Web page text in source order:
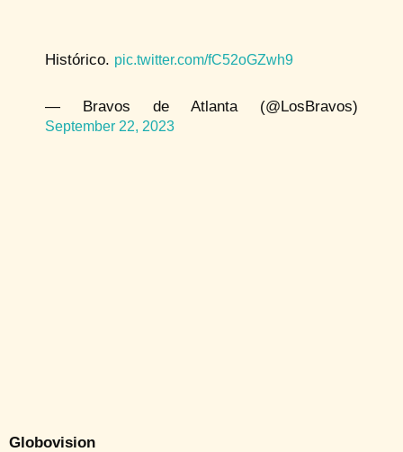
Histórico. pic.twitter.com/fC52oGZwh9
— Bravos de Atlanta (@LosBravos)
September 22, 2023
Globovision